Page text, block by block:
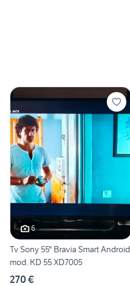
6
Tv Sony 55" Bravia Smart Android
mod. KD 55 XD7005
270 €